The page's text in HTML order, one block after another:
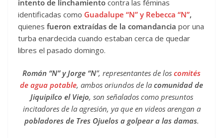
intento de linchamiento contra las féminas
identificadas como Guadalupe “N” y Rebecca “N”,
quienes fueron extraídas de la comandancia por una
turba enardecida cuando estaban cerca de quedar
libres el pasado domingo.
Román “N” y Jorge “N”, representantes de los comités
de agua potable, ambos oriundos de la comunidad de
Jiquipilco el Viejo, son señalados como presuntos
incitadores de la agresión, ya que en videos arengan a
pobladores de Tres Ojuelos a golpear a las damas.